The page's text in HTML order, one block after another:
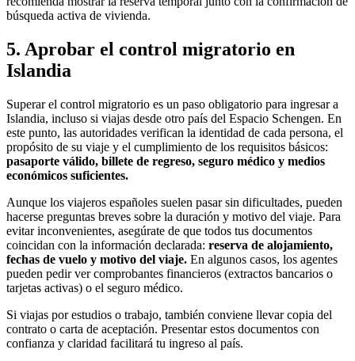
búsqueda activa de vivienda.
5. Aprobar el control migratorio en
Islandia
Superar el control migratorio es un paso obligatorio para ingresar a
Islandia, incluso si viajas desde otro país del Espacio Schengen. En
este punto, las autoridades verifican la identidad de cada persona, el
propósito de su viaje y el cumplimiento de los requisitos básicos:
pasaporte válido, billete de regreso, seguro médico y medios
económicos suficientes.
Aunque los viajeros españoles suelen pasar sin dificultades, pueden
hacerse preguntas breves sobre la duración y motivo del viaje. Para
evitar inconvenientes, asegúrate de que todos tus documentos
coincidan con la información declarada: reserva de alojamiento,
fechas de vuelo y motivo del viaje. En algunos casos, los agentes
pueden pedir ver comprobantes financieros (extractos bancarios o
tarjetas activas) o el seguro médico.
Si viajas por estudios o trabajo, también conviene llevar copia del
contrato o carta de aceptación. Presentar estos documentos con
confianza y claridad facilitará tu ingreso al país.